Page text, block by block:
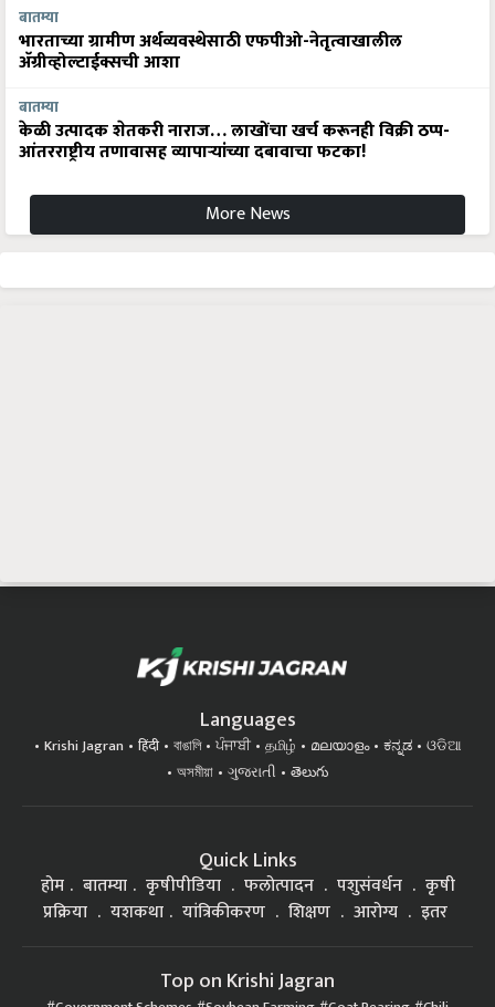
बातम्या
भारताच्या ग्रामीण अर्थव्यवस्थेसाठी एफपीओ-नेतृत्वाखालील
अ‍ॅग्रीव्होल्टाईक्सची आशा
बातम्या
केळी उत्पादक शेतकरी नाराज… लाखोंचा खर्च करूनही विक्री ठप्प-
आंतरराष्ट्रीय तणावासह व्यापाऱ्यांच्या दबावाचा फटका!
More News
Languages
Krishi Jagran हिंदी বাঙালি ਪੰਜਾਬੀ தமிழ் മലയാളം ಕನ್ನಡ
ଓଡିଆ
অসমীয়া
ગુજરાતી తెలుగు
Quick Links
होम बातम्या कृषीपीडिया फलोत्पादन पशुसंवर्धन
कृषी
प्रक्रिया
यशकथा यांत्रिकीकरण शिक्षण आरोग्य इतर
Top on Krishi Jagran